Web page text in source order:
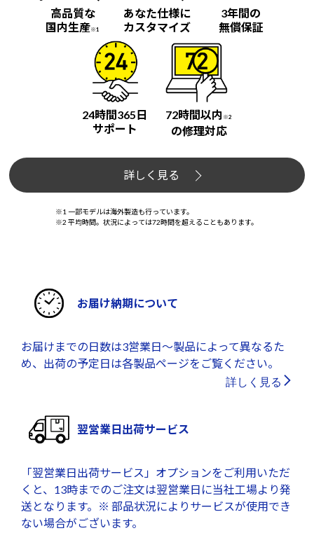
高品質な
国内生産※1
あなた仕様に
カスタマイズ
3年間の
無償保証
24時間365日
サポート
72時間以内 ※2
の修理対応
詳しく見る
※1 一部モデルは海外製造も行っています。
※2 平均時間。状況によっては72時間を超えることもあります。
お届け納期について
お届けまでの日数は3営業日～製品によって異なるた
め、出荷の予定日は各製品ページをご覧ください。
詳しく見る
翌営業日出荷サービス
「翌営業日出荷サービス」オプションをご利用いただ
くと、13時までのご注文は翌営業日に当社工場より発
送となります。※ 部品状況によりサービスが使用でき
ない場合がございます。